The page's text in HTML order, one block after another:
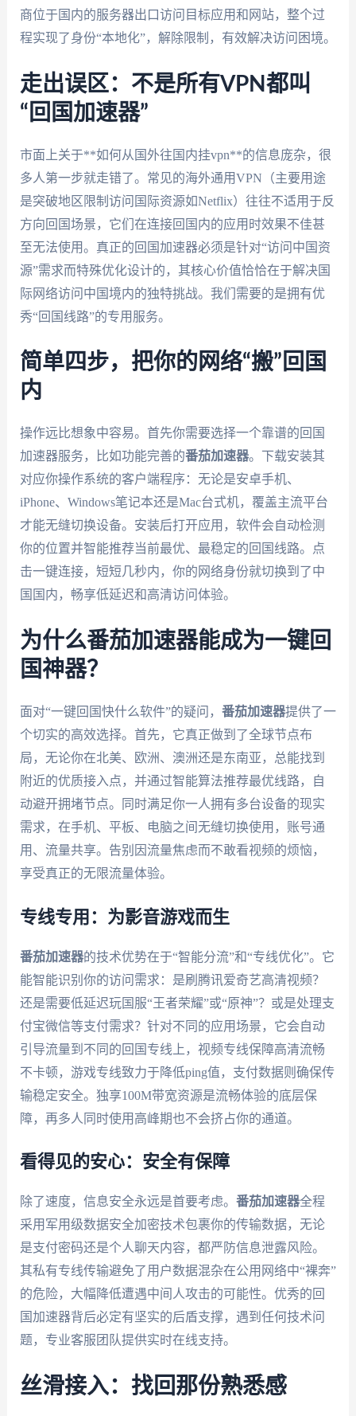
商位于国内的服务器出口访问目标应用和网站，整个过
程实现了身份“本地化”，解除限制，有效解决访问困境。
走出误区：不是所有VPN都叫
“回国加速器”
市面上关于**如何从国外往国内挂vpn**的信息庞杂，很
多人第一步就走错了。常见的海外通用VPN（主要用途
是突破地区限制访问国际资源如Netflix）往往不适用于反
方向回国场景，它们在连接回国内的应用时效果不佳甚
至无法使用。真正的回国加速器必须是针对“访问中国资
源”需求而特殊优化设计的，其核心价值恰恰在于解决国
际网络访问中国境内的独特挑战。我们需要的是拥有优
秀“回国线路”的专用服务。
简单四步，把你的网络“搬”回国
内
操作远比想象中容易。首先你需要选择一个靠谱的回国
加速器服务，比如功能完善的番茄加速器。下载安装其
对应你操作系统的客户端程序：无论是安卓手机、
iPhone、Windows笔记本还是Mac台式机，覆盖主流平台
才能无缝切换设备。安装后打开应用，软件会自动检测
你的位置并智能推荐当前最优、最稳定的回国线路。点
击一键连接，短短几秒内，你的网络身份就切换到了中
国国内，畅享低延迟和高清访问体验。
为什么番茄加速器能成为一键回
国神器？
面对“一键回国快什么软件”的疑问， 番茄加速器提供了一
个切实的高效选择。首先，它真正做到了全球节点布
局，无论你在北美、欧洲、澳洲还是东南亚，总能找到
附近的优质接入点，并通过智能算法推荐最优线路，自
动避开拥堵节点。同时满足你一人拥有多台设备的现实
需求，在手机、平板、电脑之间无缝切换使用，账号通
用、流量共享。告别因流量焦虑而不敢看视频的烦恼，
享受真正的无限流量体验。
专线专用：为影音游戏而生
番茄加速器的技术优势在于“智能分流”和“专线优化”。它
能智能识别你的访问需求：是刷腾讯爱奇艺高清视频？
还是需要低延迟玩国服“王者荣耀”或“原神”？或是处理支
付宝微信等支付需求？针对不同的应用场景，它会自动
引导流量到不同的回国专线上，视频专线保障高清流畅
不卡顿，游戏专线致力于降低ping值，支付数据则确保传
输稳定安全。独享100M带宽资源是流畅体验的底层保
障，再多人同时使用高峰期也不会挤占你的通道。
看得见的安心：安全有保障
除了速度，信息安全永远是首要考虑。 番茄加速器全程
采用军用级数据安全加密技术包裹你的传输数据，无论
是支付密码还是个人聊天内容，都严防信息泄露风险。
其私有专线传输避免了用户数据混杂在公用网络中“裸奔”
的危险，大幅降低遭遇中间人攻击的可能性。优秀的回
国加速器背后必定有坚实的后盾支撑，遇到任何技术问
题，专业客服团队提供实时在线支持。
丝滑接入：找回那份熟悉感